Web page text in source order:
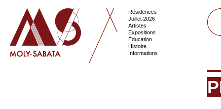
Résidences
Juillet 2026
Artistes
Expositions
Éducation
Histoire
Informations